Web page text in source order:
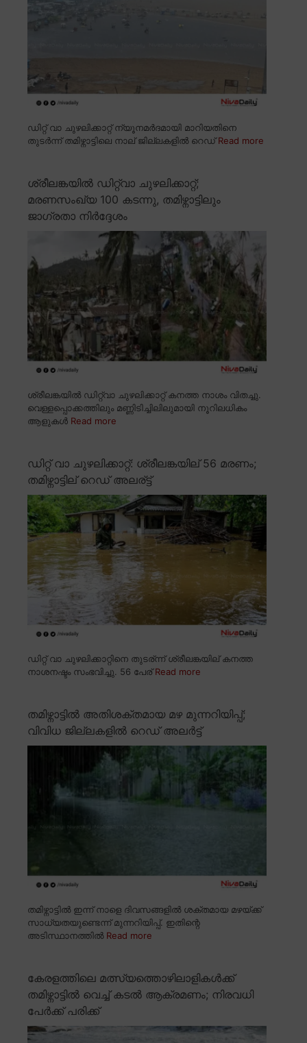
ഡിറ്റ് വാ ചുഴലിക്കാറ്റ് ന്യൂനമർദമായി മാറിയതിനെ
തുടർന്ന് തമിഴ്നാട്ടിലെ നാല് ജില്ലകളിൽ റെഡ്Read more
ശ്രീലങ്കയിൽ ഡിറ്റ്വാ ചുഴലിക്കാറ്റ്;
മരണസംഖ്യ 100 കടന്നു, തമിഴ്നാട്ടിലും
ജാഗ്രതാ നിർദ്ദേശം
ശ്രീലങ്കയിൽ ഡിറ്റ്വാ ചുഴലിക്കാറ്റ് കനത്ത നാശം വിതച്ചു.
വെള്ളപ്പൊക്കത്തിലും മണ്ണിടിച്ചിലിലുമായി നൂറിലധികം
ആളുകൾ Read more
ഡിറ്റ് വാ ചുഴലിക്കാറ്റ്: ശ്രീലങ്കയില് 56 മരണം;
തമിഴ്നാട്ടില് റെഡ് അലര്ട്ട്
ഡിറ്റ് വാ ചുഴലിക്കാറ്റിനെ തുടര്ന്ന് ശ്രീലങ്കയില് കനത്ത
നാശനഷ്ടം സംഭവിച്ചു. 56 പേര്Read more
തമിഴ്നാട്ടിൽ അതിശക്തമായ മഴ മുന്നറിയിപ്പ്;
വിവിധ ജില്ലകളിൽ റെഡ് അലർട്ട്
തമിഴ്നാട്ടിൽ ഇന്ന് നാളെ ദിവസങ്ങളിൽ ശക്തമായ മഴയ്ക്ക്
സാധ്യതയുണ്ടെന്ന് മുന്നറിയിപ്പ്. ഇതിന്റെ
അടിസ്ഥാനത്തിൽ Read more
കേരളത്തിലെ മത്സ്യത്തൊഴിലാളികൾക്ക്
തമിഴ്നാട്ടിൽ വെച്ച് കടൽ ആക്രമണം; നിരവധി
പേർക്ക് പരിക്ക്